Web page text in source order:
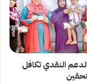
النقدي تكافل